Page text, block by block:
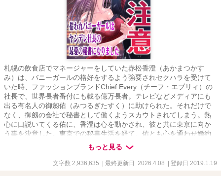
札幌の飲食店でマネージャーをしていた赤松香澄（あかまつかす
み）は、バニーガールの格好をするよう強要されセクハラを受けて
いた時、ファッションブランドChief Every（チーフ・エブリィ）の
社長で、世界長者番付にも載る億万長者。テレビなどメディアにも
出る有名人の御劔佑（みつるぎたすく）に助けられた。それだけで
なく、御劔の会社で秘書として働くようスカウトされてしまう。熱
心に口説いてくる佑に、香澄は心を動かされ、彼と共に東京に向か
う事を決意した。東京での秘書生活を経て、佑とも心を通わせ婚約
し、お互いの両親とも挨拶をする。いざ彼の母方の実家であるドイ
ツに向かうとそこで香澄に災いが降りかかり――？ 佑の従兄であ
る奔放な双子・アロイスとクラウスにも振り回される日々。帰国し
もっと見る
文字数 2,936,635 | 最終更新日 2026.4.08 | 登録日 2019.1.19